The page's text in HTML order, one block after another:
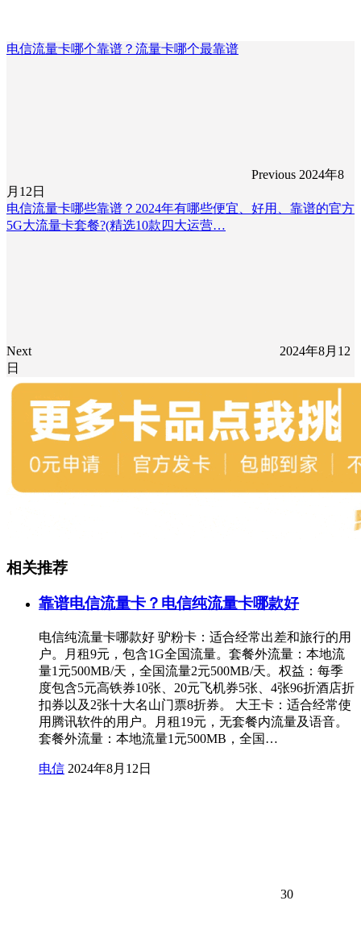
电信流量卡哪个靠谱？流量卡哪个最靠谱
Previous 2024年8
月12日
电信流量卡哪些靠谱？2024年有哪些便宜、好用、靠谱的官方
5G大流量卡套餐?(精选10款四大运营…
Next
2024年8月12
日
相关推荐
靠谱电信流量卡？电信纯流量卡哪款好
电信纯流量卡哪款好 驴粉卡：适合经常出差和旅行的用
户。月租9元，包含1G全国流量。套餐外流量：本地流
量1元500MB/天，全国流量2元500MB/天。权益：每季
度包含5元高铁券10张、20元飞机券5张、4张96折酒店折
扣券以及2张十大名山门票8折券。 大王卡：适合经常使
用腾讯软件的用户。月租19元，无套餐内流量及语音。
套餐外流量：本地流量1元500MB，全国…
电信 2024年8月12日
30